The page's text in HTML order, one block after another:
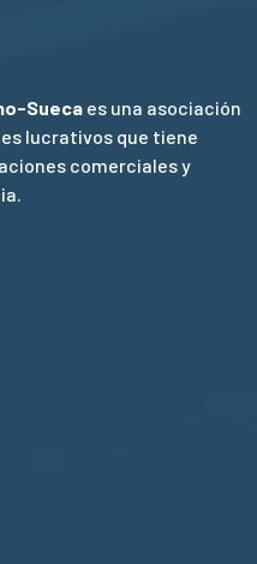
Sueca es una asociación
lucrativos que tiene
comerciales y